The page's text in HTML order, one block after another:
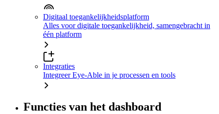
Digitaal toegankelijkheidsplatform
Alles voor digitale toegankelijkheid, samengebracht in
één platform
Integraties
Integreer Eye-Able in je processen en tools
Functies van het dashboard